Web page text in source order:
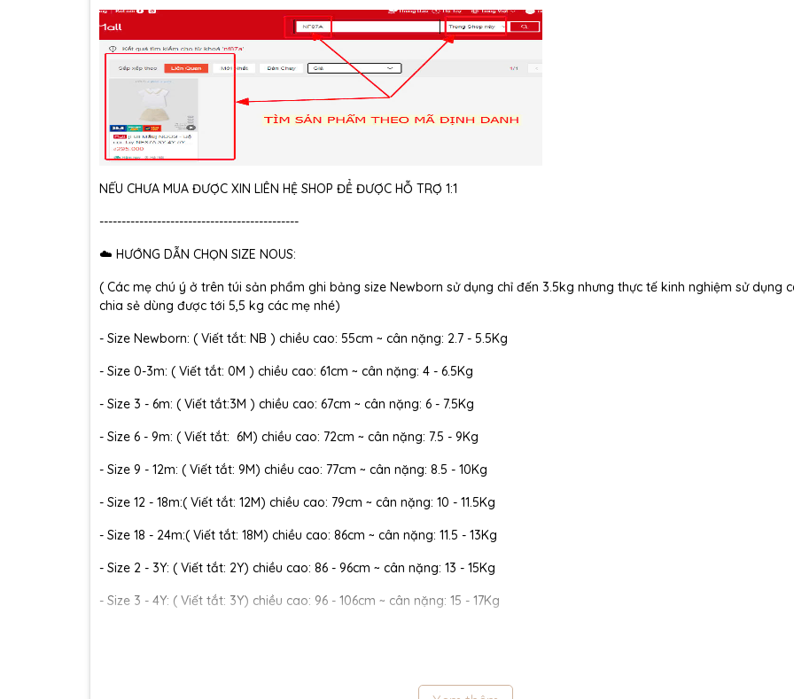
NẾU CHƯA MUA ĐƯỢC XIN LIÊN HỆ SHOP ĐỂ ĐƯỢC HỖ TRỢ 1:1
---------------------------------------------
☁️ HƯỚNG DẪN CHỌN SIZE NOUS:
( Các mẹ chú ý ở trên túi sản phẩm ghi bảng size Newborn sử dụng chỉ đến 3.5kg nhưng thực tế kinh nghiệm sử dụng
chia sẻ dùng được tới 5,5 kg các mẹ nhé)
- Size Newborn: ( Viết tắt: NB ) chiều cao: 55cm ~ cân nặng: 2.7 - 5.5Kg
- Size 0-3m: ( Viết tắt: 0M ) chiều cao: 61cm ~ cân nặng: 4 - 6.5Kg
- Size 3 - 6m: ( Viết tắt:3M ) chiều cao: 67cm ~ cân nặng: 6 - 7.5Kg
- Size 6 - 9m: ( Viết tắt: 6M) chiều cao: 72cm ~ cân nặng: 7.5 - 9Kg
- Size 9 - 12m: ( Viết tắt: 9M) chiều cao: 77cm ~ cân nặng: 8.5 - 10Kg
- Size 12 - 18m:( Viết tắt: 12M) chiều cao: 79cm ~ cân nặng: 10 - 11.5Kg
- Size 18 - 24m:( Viết tắt: 18M) chiều cao: 86cm ~ cân nặng: 11.5 - 13Kg
- Size 2 - 3Y: ( Viết tắt: 2Y) chiều cao: 86 - 96cm ~ cân nặng: 13 - 15Kg
- Size 3 - 4Y: ( Viết tắt: 3Y) chiều cao: 96 - 106cm ~ cân nặng: 15 - 17Kg